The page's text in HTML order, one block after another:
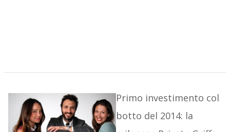
Primo investimento col
botto del 2014: la